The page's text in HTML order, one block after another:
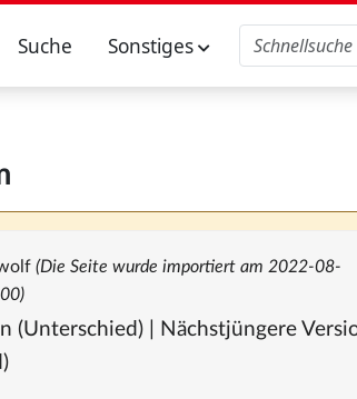
Suche Sonstiges
(Die Seite wurde importiert am 2022-08-
(Unterschied) | Nächstjüngere